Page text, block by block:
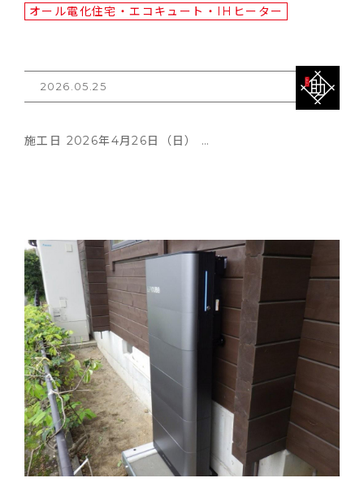
オール電化住宅・エコキュート・IHヒーター
2026.05.25
施工日 2026年4月26日（日） …